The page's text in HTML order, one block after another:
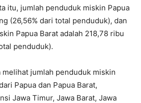
itu, jumlah penduduk miskin Papua
(26,56% dari total penduduk), dan
Papua Barat adalah 218,78 ribu
penduduk).
melihat jumlah penduduk miskin
Papua dan Papua Barat,
Jawa Timur, Jawa Barat, Jawa